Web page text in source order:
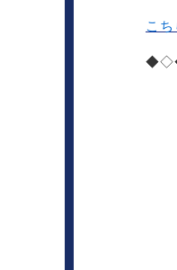
こち